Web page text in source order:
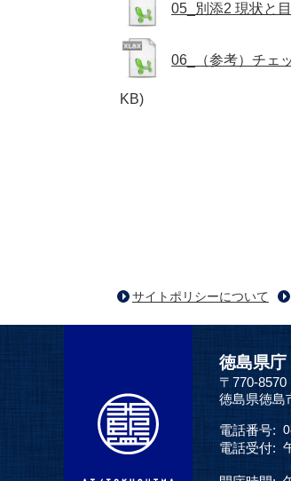
05_別添2 現状と
06_（参考）チェ
KB)
サイトポリシーについて
徳島県庁
〒770-8570
徳島県徳島
電話番号:
電話受付: